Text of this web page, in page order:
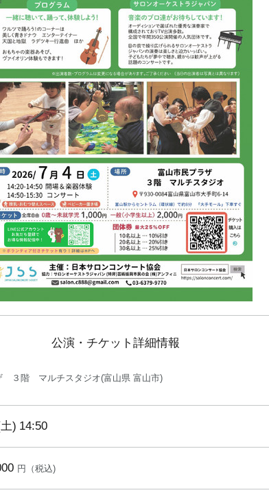
公演・チケット詳細情報
３階 マルチスタジオ(富山県 富山市)
) 14:50
円（税込)